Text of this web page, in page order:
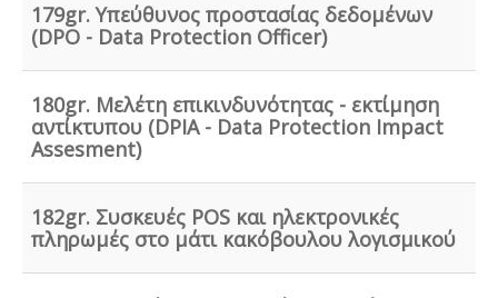
Συλλογή και μεταφορά αποβλήτων -
της σχετικής άδειας. Η άδεια εκδίδεται μετά από
την έγκριση της σχετικής περιβαλλοντικής μελέτης
οργάνωσης του δικτύου συλλογής και μεταφοράς.
179gr. Υπεύθυνος προστασίας δεδομένων
(DPO - Data Protection Officer)
180gr. Μελέτη επικινδυνότητας - εκτίμηση
αντίκτυπου (DPIA - Data Protection Impact
Assesment)
182gr. Συσκευές POS και ηλεκτρονικές
πληρωμές στο μάτι κακόβουλου λογισμικού